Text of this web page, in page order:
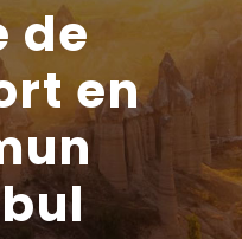
de
en